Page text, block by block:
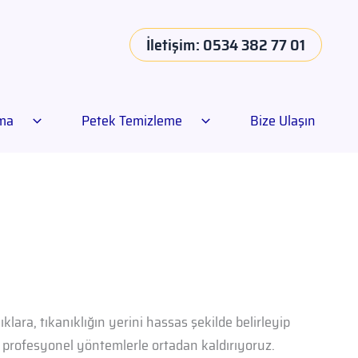
İletişim: 0534 382 77 01
Petek Temizleme Bize Ulaşın
tıkanıklığın yerini hassas şekilde belirleyip
yöntemlerle ortadan kaldırıyoruz.